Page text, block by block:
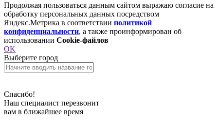
Продолжая пользоваться данным сайтом выражаю согласие на
обработку персональных данных посредством
Яндекс.Метрика в соответствии политикой
конфиденциальности, а также проинформирован об
использовании Cookie-файлов
OK
Выберите город
Спасибо!
Наш специалист перезвонит
вам в ближайшее время